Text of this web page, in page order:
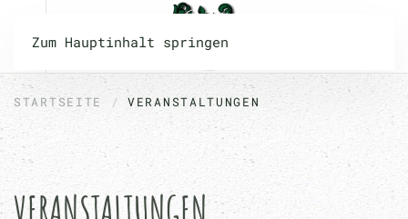
Zum Hauptinhalt springen
STARTSEITE VERANSTALTUNGEN